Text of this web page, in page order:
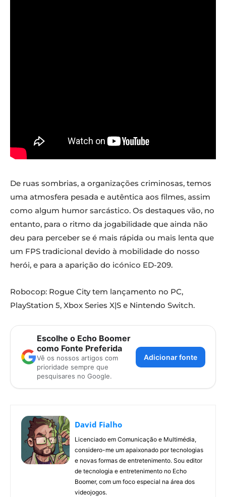
De ruas sombrias, a organizações criminosas, temos
uma atmosfera pesada e autêntica aos filmes, assim
como algum humor sarcástico. Os destaques vão, no
entanto, para o ritmo da jogabilidade que ainda não
deu para perceber se é mais rápida ou mais lenta que
um FPS tradicional devido à mobilidade do nosso
herói, e para a aparição do icónico ED-209.
Robocop: Rogue City tem lançamento no PC,
PlayStation 5, Xbox Series X|S e Nintendo Switch.
Escolhe o Echo Boomer
como Fonte Preferida
Vê os nossos artigos com
prioridade sempre que
pesquisares no Google.
Adicionar fonte
David Fialho
Licenciado em Comunicação e Multimédia,
considero-me um apaixonado por tecnologias
e novas formas de entretenimento. Sou editor
de tecnologia e entretenimento no Echo
Boomer, com um foco especial na área dos
videojogos.